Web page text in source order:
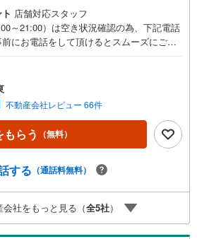
店舗対応スタッフ
～21:00）は空き状況確認の為、下記電話
にお電話をして頂けるとスムーズにご案
▽ご購入後もお客様の人生のパートナー
安心」を守り続けます。【Yahoo！ 不動
象店舗】当店で物件を成約するとPayPay
もらえる「Yahoo！ 不動産 物件ご成約キ
対象になります。「資料をもらう」「見学
タンからお問い合わせください。※必ずYah
と譲渡はできません。ご案内・詳細な資料
ます！■頭金0円からのご購入可能です■
お気軽にお問い合わせください。
不動産会社レビュー 66件
もらう （無料）
する （通話料無料）
社をもっと見る（全5社）